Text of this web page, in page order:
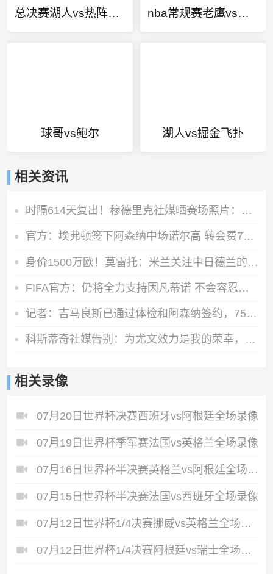
总决赛湖人vs热阵容火g6 nba常规赛老鹰vs勇士
球哥vs鲍尔 湖人vs掘金飞扑
相关资讯
时隔614天复出！穆德里克社媒晒赛场照片：好久不见
官方：埃弗顿签下阿森纳中场诺尔高 转会费700万镑签约2年
身价1500万欧！莫雷托：米兰关注中日德兰的智利前锋奥索里奥
FIFA官方：仍将全力支持因凡蒂诺 不会容忍外界对FIFA诚信的攻击
记者：吉马良斯已通过体检和阿森纳签约，7500万镑分期3年支付
科斯蒂奇社媒告别：为尤文效力是我的荣幸，感谢大家的支持
相关录像
07月20日世界杯决赛西班牙vs阿根廷全场录像
07月19日世界杯季军赛法国vs英格兰全场录像
07月16日世界杯半决赛英格兰vs阿根廷全场录像
07月15日世界杯半决赛法国vs西班牙全场录像
07月12日世界杯1/4决赛挪威vs英格兰全场录像
07月12日世界杯1/4决赛阿根廷vs瑞士全场录像